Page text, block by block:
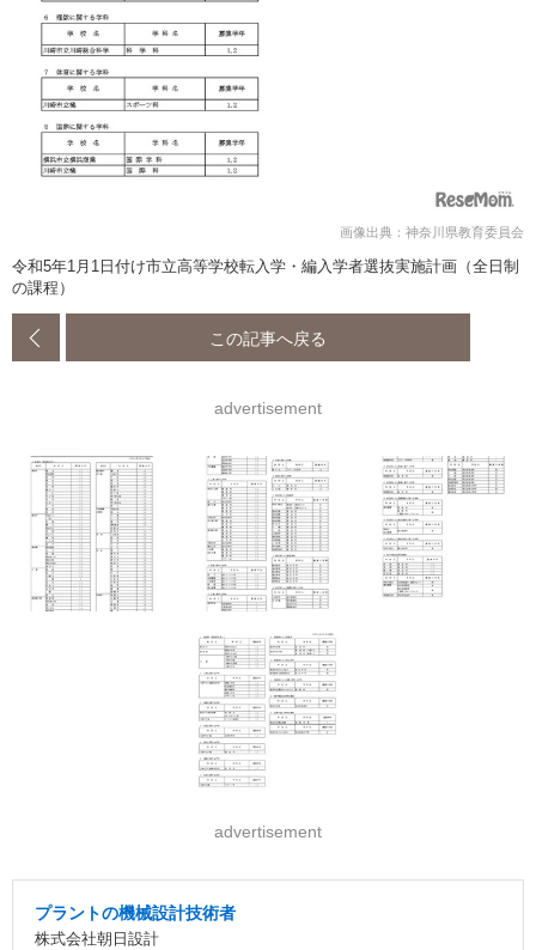
画像出典：神奈川県教育委員会
令和5年1月1日付け市立高等学校転入学・編入学者選抜実施計画（全日制
の課程）
この記事へ戻る
advertisement
advertisement
プラントの機械設計技術者
株式会社朝日設計